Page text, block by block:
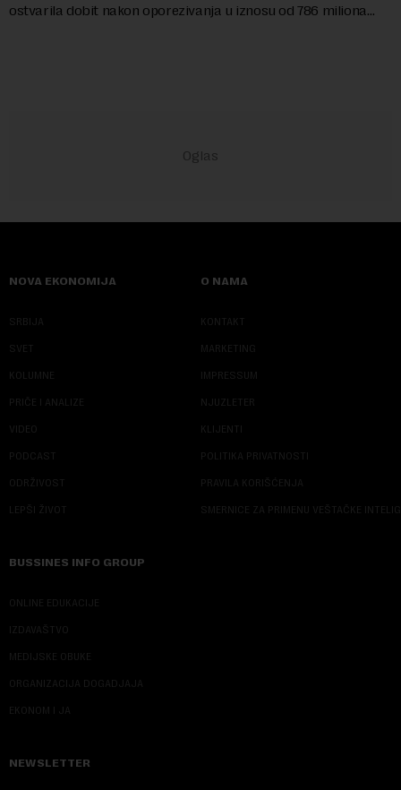
ostvarila dobit nakon oporezivanja u iznosu od 786 miliona
NOVA EKONOMIJA
SRBIJA
SVET
KOLUMNE
PRIČE I ANALIZE
VIDEO
PODCAST
ODRŽIVOST
LEPŠI ŽIVOT
O NAMA
KONTAKT
MARKETING
IMPRESSUM
NJUZLETER
KLIJENTI
POLITIKA PRIVATNOSTI
PRAVILA KORIŠĆENJA
SMERNICE ZA PRIMENU VEŠTAČKE
BUSSINES INFO GROUP
ONLINE EDUKACIJE
IZDAVAŠTVO
MEDIJSKE OBUKE
ORGANIZACIJA DOGADJAJA
EKONOM I JA
NEWSLETTER